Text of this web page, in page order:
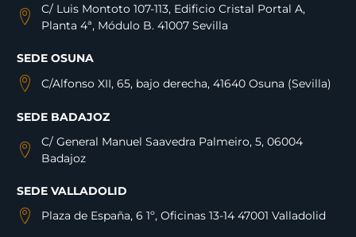
C/ Luis Montoto 107-113, Edificio Cristal Portal A,
Planta 4ª, Módulo B. 41007 Sevilla
SEDE OSUNA
C/Alfonso XII, 65, bajo derecha, 41640 Osuna (Sevilla)
SEDE BADAJOZ
C/ General Manuel Saavedra Palmeiro, 5, 06004
Badajoz
SEDE VALLADOLID
Plaza de España, 6 1º, Oficinas 13-14 47001 Valladolid